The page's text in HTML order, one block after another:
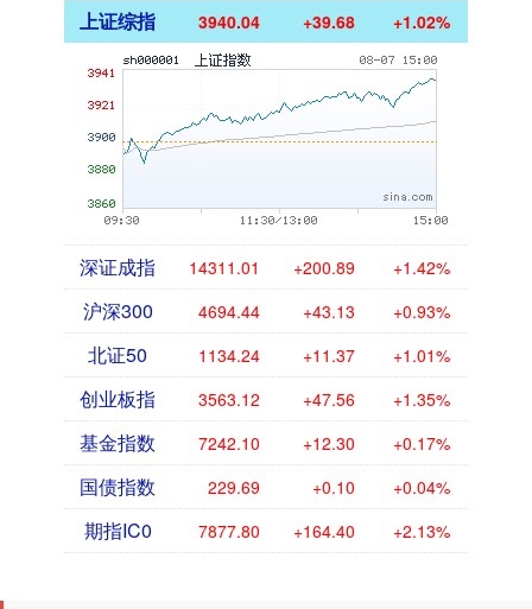
上证综指 3940.04 +39.68 +1.02%
深证成指 14311.01 +200.89 +1.42%
沪深300 4694.44 +43.13 +0.93%
北证50 1134.24 +11.37 +1.01%
创业板指 3563.12 +47.56 +1.35%
基金指数 7242.10 +12.30 +0.17%
国债指数 229.69 +0.10 +0.04%
期指IC0 7877.80 +164.40 +2.13%